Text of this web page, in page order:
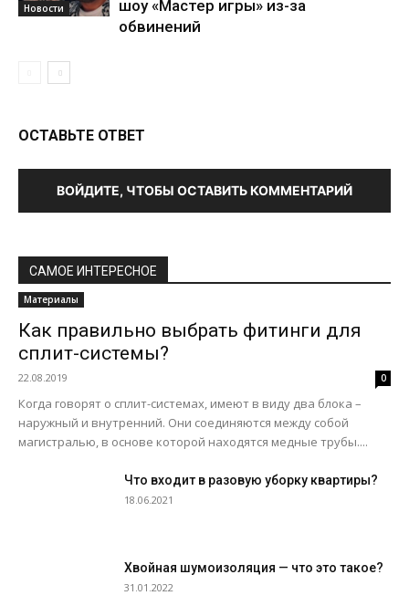
Новости
шоу «Мастер игры» из-за
обвинений
ОСТАВЬТЕ ОТВЕТ
ВОЙДИТЕ, ЧТОБЫ ОСТАВИТЬ КОММЕНТАРИЙ
САМОЕ ИНТЕРЕСНОЕ
Материалы
Как правильно выбрать фитинги для
сплит-системы?
22.08.2019 0
Когда говорят о сплит-системах, имеют в виду два блока –
наружный и внутренний. Они соединяются между собой
магистралью, в основе которой находятся медные трубы....
Что входит в разовую уборку квартиры?
18.06.2021
Хвойная шумоизоляция — что это такое?
31.01.2022